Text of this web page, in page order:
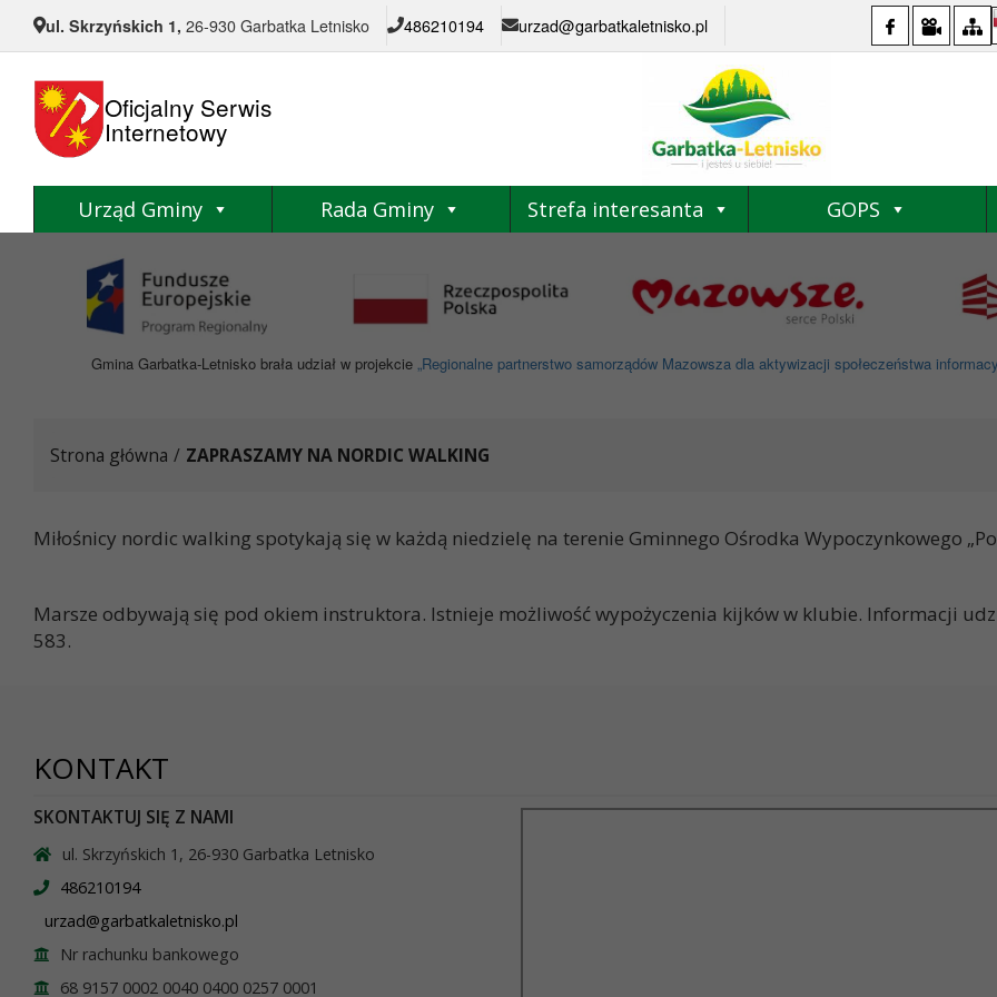
ul. Skrzyńskich 1, 26-930 Garbatka Letnisko 486210194 urzad@garbatkaletnisko.pl
Oficjalny Serwis
Internetowy
Urząd Gminy Rada Gminy Strefa interesanta GOPS
Gmina Garbatka-Letnisko brała udział w projekcie „Regionalne partnerstwo samorządów Mazowsza dla aktywizacji społeczeństwa
Strona główna / ZAPRASZAMY NA NORDIC WALKING
Miłośnicy nordic walking spotykają się w każdą niedzielę na terenie Gminnego Ośrodka Wypoczynkowego
Marsze odbywają się pod okiem instruktora. Istnieje możliwość wypożyczenia kijków w klubie. Informacji
583.
KONTAKT
SKONTAKTUJ SIĘ Z NAMI
ul. Skrzyńskich 1, 26-930 Garbatka Letnisko
486210194
urzad@garbatkaletnisko.pl
Nr rachunku bankowego
68 9157 0002 0040 0400 0257 0001